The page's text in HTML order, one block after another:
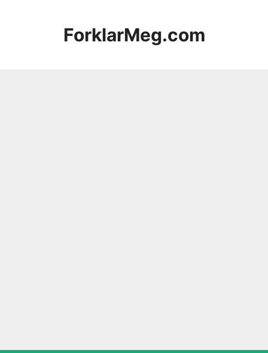
ForklarMeg.com